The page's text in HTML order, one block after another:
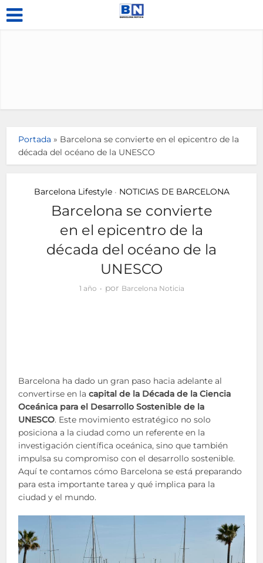
Portada » Barcelona se convierte en el epicentro de la
década del océano de la UNESCO
Barcelona Lifestyle • NOTICIAS DE BARCELONA
Barcelona se convierte
en el epicentro de la
década del océano de la
UNESCO
1 año por Barcelona Noticia
Barcelona ha dado un gran paso hacia adelante al
convertirse en lacapital de la Década de la Ciencia
Oceánica para el Desarrollo Sostenible de la
UNESCO. Este movimiento estratégico no solo
posiciona a la ciudad como un referente en la
investigación científica oceánica, sino que también
impulsa su compromiso con el desarrollo sostenible.
Aquí te contamos cómo Barcelona se está preparando
para esta importante tarea y qué implica para la
ciudad y el mundo.